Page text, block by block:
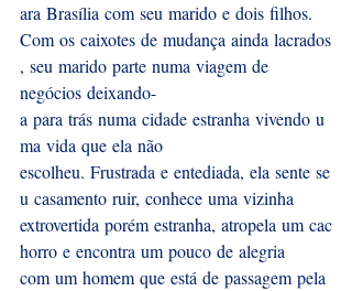
ara Brasília com seu marido e dois filhos.
Com os caixotes de mudança ainda lacrados
, seu marido parte numa viagem de
negócios deixando-
a para trás numa cidade estranha vivendo u
ma vida que ela não
escolheu. Frustrada e entediada, ela sente se
u casamento ruir, conhece uma vizinha
extrovertida porém estranha, atropela um cac
horro e encontra um pouco de alegria
com um homem que está de passagem pela